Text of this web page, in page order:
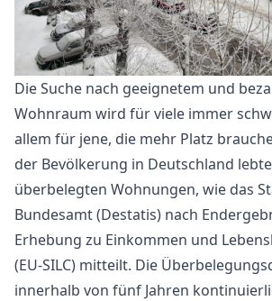
Die Suche nach geeignetem und
Wohnraum wird für viele immer
allem für jene, die mehr Platz
der Bevölkerung in Deutschland
überbelegten Wohnungen, wie das
Bundesamt (Destatis) nach
Erhebung zu Einkommen und
(EU-SILC) mitteilt. Die
innerhalb von fünf Jahren